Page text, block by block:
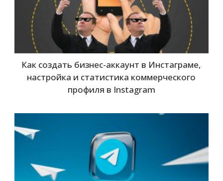
Как создать бизнес-аккаунт в Инстаграме,
настройка и статистика коммерческого
профиля в Instagram